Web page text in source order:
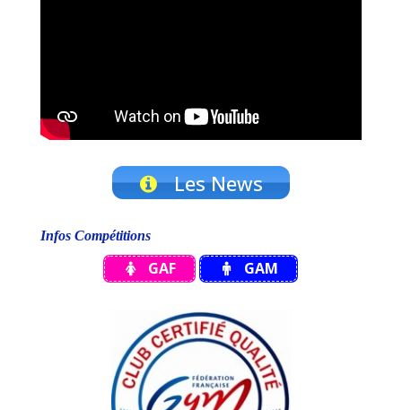
Les News
Infos Compétitions
GAF GAM